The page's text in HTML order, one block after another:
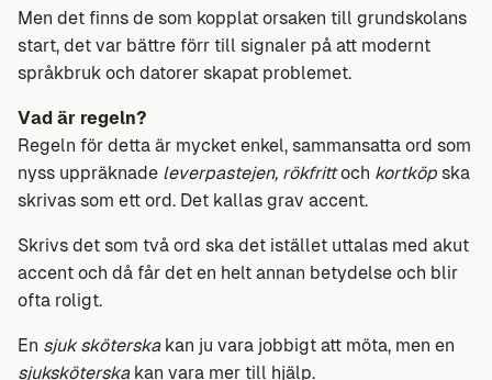
Men det finns de som kopplat orsaken till grundskolans
start, det var bättre förr till signaler på att modernt
språkbruk och datorer skapat problemet.
Vad är regeln?
Regeln för detta är mycket enkel, sammansatta ord som
nyss uppräknade leverpastejen, rökfrittoch kortköp ska
skrivas som ett ord. Det kallas grav accent.
Skrivs det som två ord ska det istället uttalas med akut
accent och då får det en helt annan betydelse och blir
ofta roligt.
En sjuk sköterskakan ju vara jobbigt att möta, men en
sjuksköterskakan vara mer till hjälp.